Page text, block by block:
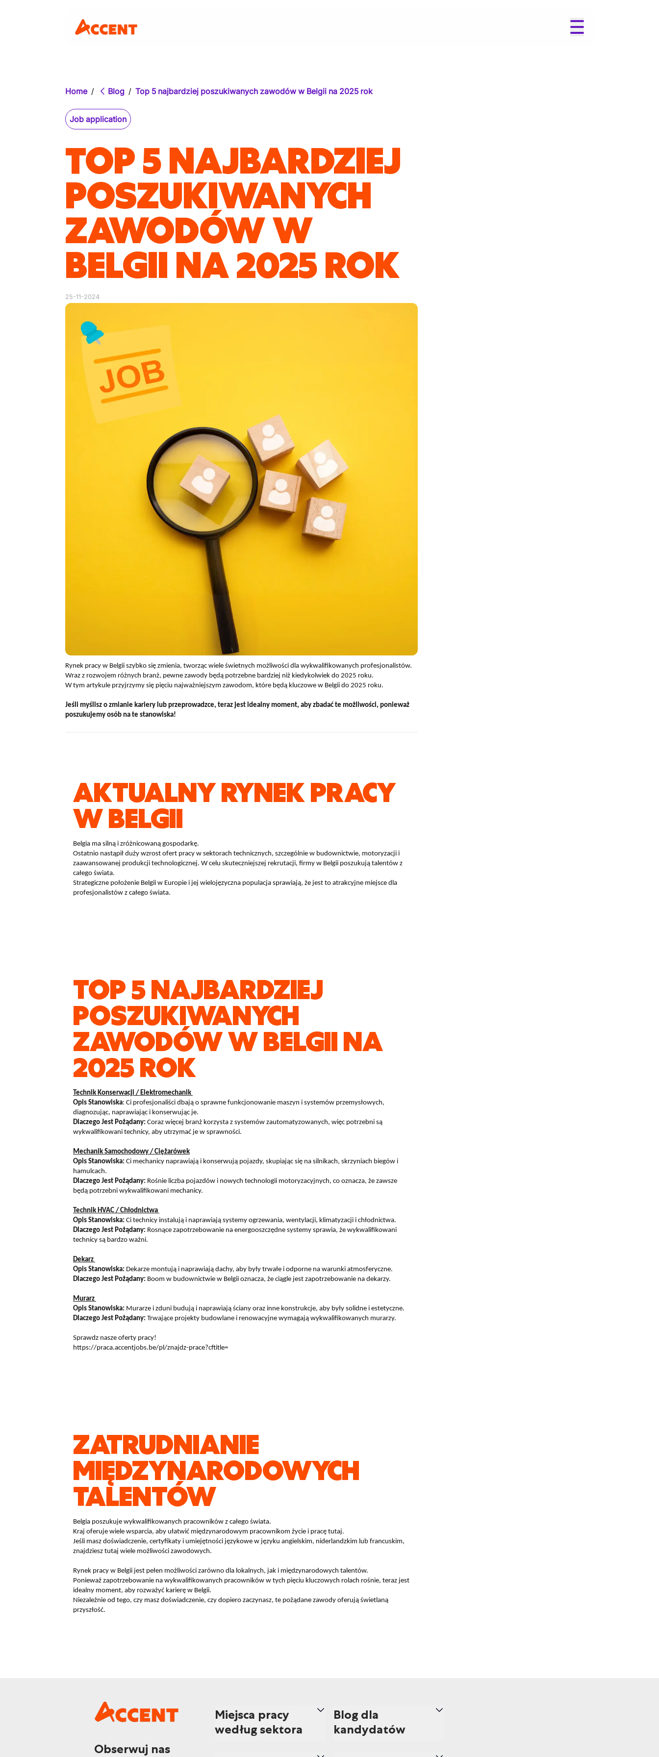
Home / Blog / Top 5 najbardziej poszukiwanych zawodów w Belgii na 2025 rok
Job application
TOP 5 NAJBARDZIEJ
POSZUKIWANYCH
ZAWODÓW W
BELGII NA 2025 ROK
25-11-2024
Rynek pracy w Belgii szybko się zmienia, tworząc wiele świetnych możliwości dla wykwalifikowanych profesjonalistów.
Wraz z rozwojem różnych branż, pewne zawody będą potrzebne bardziej niż kiedykolwiek do 2025 roku.
W tym artykule przyjrzymy się pięciu najważniejszym zawodom, które będą kluczowe w Belgii do 2025 roku.
Jeśli myślisz o zmianie kariery lub przeprowadzce, teraz jest idealny moment, aby zbadać te możliwości, ponieważ
poszukujemy osób na te stanowiska!
AKTUALNY RYNEK PRACY
W BELGII
Belgia ma silną i zróżnicowaną gospodarkę.
Ostatnio nastąpił duży wzrost ofert pracy w sektorach technicznych, szczególnie w budownictwie, motoryzacji i
zaawansowanej produkcji technologicznej. W celu skuteczniejszej rekrutacji, firmy w Belgii poszukują talentów z
całego świata.
Strategiczne położenie Belgii w Europie i jej wielojęzyczna populacja sprawiają, że jest to atrakcyjne miejsce dla
profesjonalistów z całego świata.
TOP 5 NAJBARDZIEJ
POSZUKIWANYCH
ZAWODÓW W BELGII NA
2025 ROK
Technik Konserwacji / Elektromechanik
Opis Stanowiska: Ci profesjonaliści dbają o sprawne funkcjonowanie maszyn i systemów przemysłowych,
diagnozując, naprawiając i konserwując je.
Dlaczego Jest Pożądany: Coraz więcej branż korzysta z systemów zautomatyzowanych, więc potrzebni są
wykwalifikowani technicy, aby utrzymać je w sprawności.
Mechanik Samochodowy / Ciężarówek
Opis Stanowiska: Ci mechanicy naprawiają i konserwują pojazdy, skupiając się na silnikach, skrzyniach biegów i
hamulcach.
Dlaczego Jest Pożądany: Rośnie liczba pojazdów i nowych technologii motoryzacyjnych, co oznacza, że zawsze
będą potrzebni wykwalifikowani mechanicy.
Technik HVAC / Chłodnictwa
Opis Stanowiska: Ci technicy instalują i naprawiają systemy ogrzewania, wentylacji, klimatyzacji i chłodnictwa.
Dlaczego Jest Pożądany: Rosnące zapotrzebowanie na energooszczędne systemy sprawia, że wykwalifikowani
technicy są bardzo ważni.
Dekarz
Opis Stanowiska: Dekarze montują i naprawiają dachy, aby były trwałe i odporne na warunki atmosferyczne.
Dlaczego Jest Pożądany: Boom w budownictwie w Belgii oznacza, że ciągle jest zapotrzebowanie na dekarzy.
Murarz
Opis Stanowiska: Murarze i zduni budują i naprawiają ściany oraz inne konstrukcje, aby były solidne i estetyczne.
Dlaczego Jest Pożądany: Trwające projekty budowlane i renowacyjne wymagają wykwalifikowanych murarzy.
Sprawdz nasze oferty pracy!
https://praca.accentjobs.be/pl/znajdz-prace?cftitle=
ZATRUDNIANIE
MIĘDZYNARODOWYCH
TALENTÓW
Belgia poszukuje wykwalifikowanych pracowników z całego świata.
Kraj oferuje wiele wsparcia, aby ułatwić międzynarodowym pracownikom życie i pracę tutaj.
Jeśli masz doświadczenie, certyfikaty i umiejętności językowe w języku angielskim, niderlandzkim lub francuskim,
znajdziesz tutaj wiele możliwości zawodowych.
Rynek pracy w Belgii jest pełen możliwości zarówno dla lokalnych, jak i międzynarodowych talentów.
Ponieważ zapotrzebowanie na wykwalifikowanych pracowników w tych pięciu kluczowych rolach rośnie, teraz jest
idealny moment, aby rozważyć karierę w Belgii.
Niezależnie od tego, czy masz doświadczenie, czy dopiero zaczynasz, te pożądane zawody oferują świetlaną
przyszłość.
Obserwuj nas
Miejsca pracy
według sektora
Blog dla
kandydatów